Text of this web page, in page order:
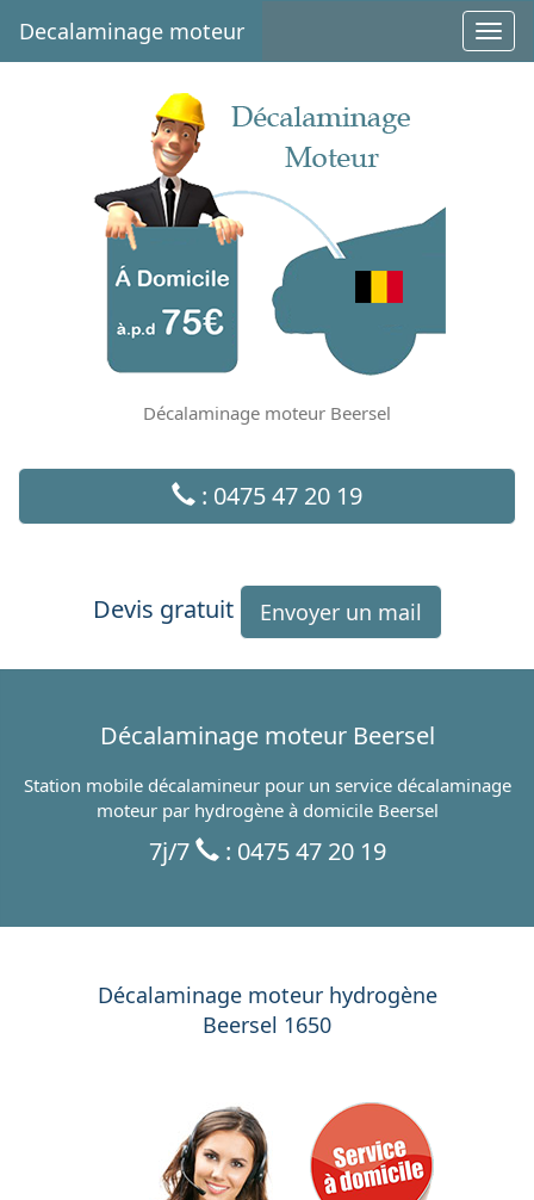
Decalaminage moteur
Décalaminage moteur Beersel
: 0475 47 20 19
Devis gratuit Envoyer un mail
Décalaminage moteur Beersel
Station mobile décalamineur pour un service décalaminage
moteur par hydrogène à domicile Beersel
7j/7 : 0475 47 20 19
Décalaminage moteur hydrogène
Beersel 1650